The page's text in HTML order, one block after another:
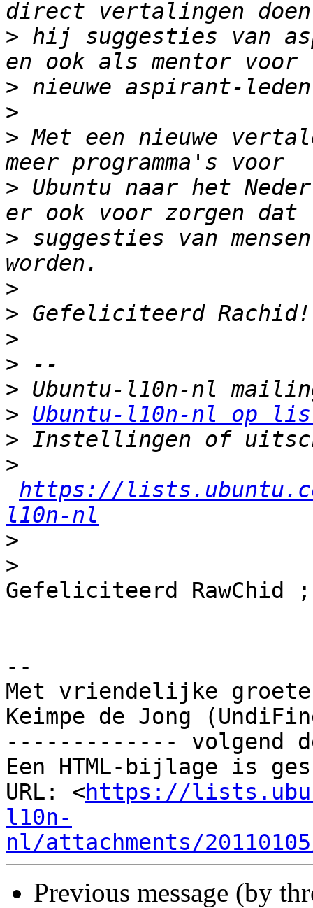
> hij suggesties van
>
>
> Met een nieuwe
> Ubuntu naar het
> suggesties van
>
>
>
>
>
> Ubuntu-l10n-nl op
>
>
https://
l10n-nl
>
>
Gefeliciteerd RawChid
--
Met vriendelijke
Keimpe de Jong
------------- volgend
Een HTML-bijlage is
URL: <https://
l10n-
nl/attachments/
Previous message (by